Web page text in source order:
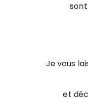
Je vous
et